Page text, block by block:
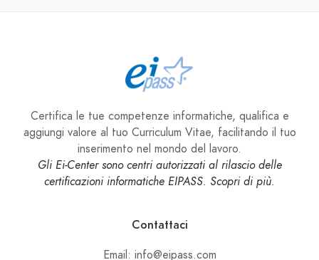
Certifica le tue competenze informatiche, qualifica e
aggiungi valore al tuo Curriculum Vitae, facilitando il tuo
inserimento nel mondo del lavoro.
Gli Ei-Center sono centri autorizzati al rilascio delle
certificazioni informatiche EIPASS. Scopri di più.
Contattaci
Email: info@eipass.com